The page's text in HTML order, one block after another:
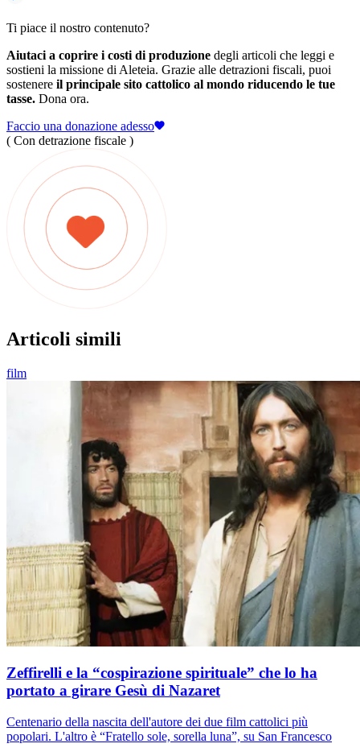
Ti piace il nostro contenuto?
Aiutaci a coprire i costi di produzione degli articoli che leggi e
sostieni la missione di Aleteia. Grazie alle detrazioni fiscali, puoi
sostenere il principale sito cattolico al mondo riducendo le tue
tasse. Dona ora.
Faccio una donazione adesso
( Con detrazione fiscale )
Articoli simili
film
Zeffirelli e la “cospirazione spirituale” che lo ha
portato a girare Gesù di Nazaret
Centenario della nascita dell'autore dei due film cattolici più
popolari. L'altro è “Fratello sole, sorella luna”, su San Francesco